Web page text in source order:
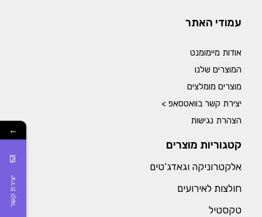
עמודי האתר
אודות מיימומנט
המוצרים שלנו
מוצרים מומלצים
יצירת קשר בוואטסאפ >
הצהרת נגישות
קטגוריות מוצרים
אלקטרוניקה וגאדג’טים
חולצות לאירועים
טקסטיל
←
יצירת קשר